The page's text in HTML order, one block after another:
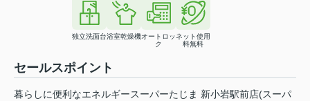
独立洗面台浴室乾燥機オートロッ
ク
ネット使用
料無料
セールスポイント
暮らしに便利なエネルギースーパーたじま 新小岩駅前店(スーパ